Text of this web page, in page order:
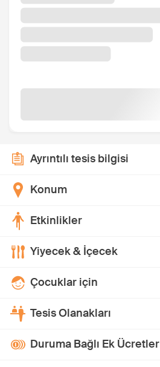
Ayrıntılı tesis bilgisi
Konum
Etkinlikler
Yiyecek & İçecek
Çocuklar için
Tesis Olanakları
Duruma Bağlı Ek Ücretler